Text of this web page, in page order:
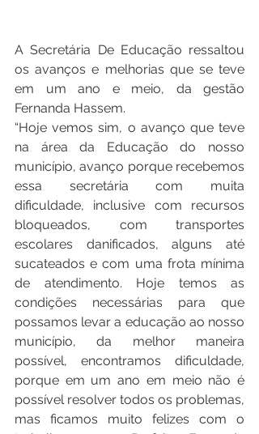
A Secretária De Educação ressaltou
os avanços e melhorias que se teve
em um ano e meio, da gestão
Fernanda Hassem.
“Hoje vemos sim, o avanço que teve
na área da Educação do nosso
município, avanço porque recebemos
essa secretária com muita
dificuldade, inclusive com recursos
bloqueados, com transportes
escolares danificados, alguns até
sucateados e com uma frota mínima
de atendimento. Hoje temos as
condições necessárias para que
possamos levar a educação ao nosso
município, da melhor maneira
possível, encontramos dificuldade,
porque em um ano em meio não é
possível resolver todos os problemas,
mas ficamos muito felizes com o